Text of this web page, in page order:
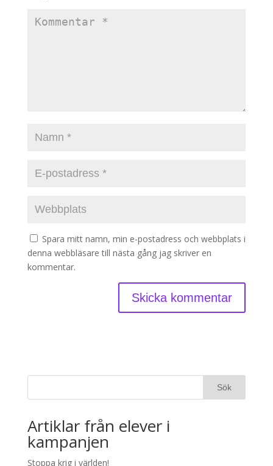
Spara mitt namn, min e-postadress och webbplats i
denna webbläsare till nästa gång jag skriver en
kommentar.
Artiklar från elever i
kampanjen
Stoppa krig i världen!